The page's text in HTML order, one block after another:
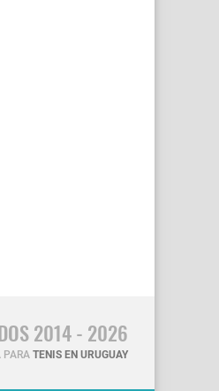
2014 - 2026
PARA TENIS EN URUGUAY